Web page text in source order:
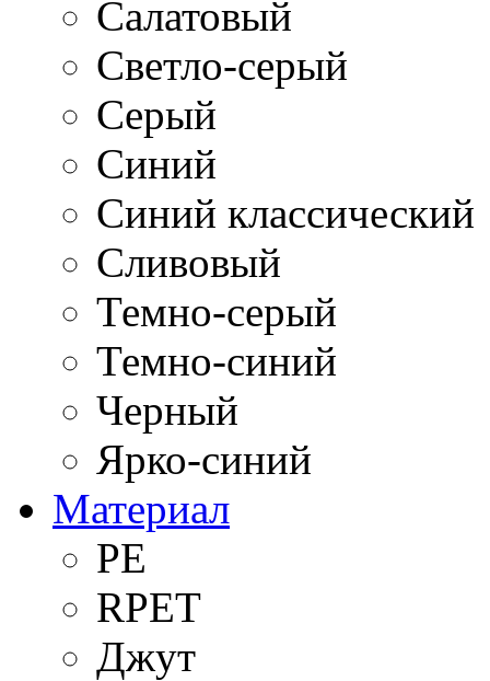
Салатовый
Светло-серый
Серый
Синий
Синий классический
Сливовый
Темно-серый
Темно-синий
Черный
Ярко-синий
Материал
PE
RPET
Джут